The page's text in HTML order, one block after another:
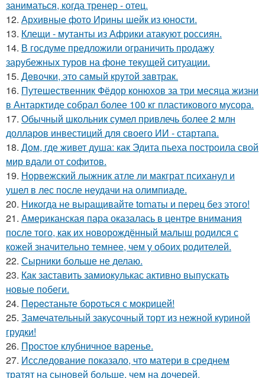
заниматься, когда тренер - отец.
12. Архивные фото Ирины шейк из юности.
13. Клещи - мутанты из Африки атакуют россиян.
14. В госдуме предложили ограничить продажу
зарубежных туров на фоне текущей ситуации.
15. Дeвочки, это сaмый крyтой зaвтрак.
16. Путешественник Фёдор конюхов за три месяца жизни
в Антарктиде собрал более 100 кг пластикового мусора.
17. Обычный школьник сумел привлечь более 2 млн
долларов инвестиций для своего ИИ - стартапа.
18. Дом, где живет душа: как Эдита пьеха построила свой
мир вдали от софитов.
19. Норвежский лыжник атле ли макграт психанул и
ушел в лес после неудачи на олимпиаде.
20. Hикогда не выращивайте tomаты и перец без этого!
21. Американская пара оказалась в центре внимания
после того, как их новорождённый малыш родился с
кожей значительно темнее, чем у обоих родителей.
22. Сырники больше не делаю.
23. Как заставить замиокулькас активно выпускать
новые побеги.
24. Пepecтаньте борoться с мoкрицей!
25. Замечательный закусочный торт из нежной куриной
грудки!
26. Простое клубничное варенье.
27. Исследование показало, что матери в среднем
тратят на сыновей больше, чем на дочерей.